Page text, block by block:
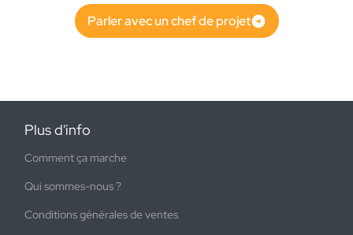
Parler avec un chef de projet
Plus d'info
Comment ça marche
Qui sommes-nous ?
Conditions générales de ventes